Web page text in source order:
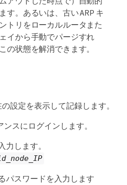
す。あるいは、古い ARP キ
トリをローカルルータまた
イから手動でパージすれ
の状態を解消できます。
設定を表示して記録します。
スにログインします。
力します。
パスワードを入力します